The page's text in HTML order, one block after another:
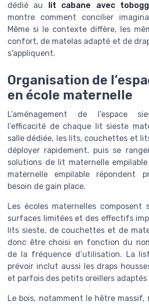
dédié au
lit cabane avec
montre comment concilier
Même si le contexte diffère, les
confort, de matelas adapté et de
s’appliquent.
Organisation de
en école maternelle
L’aménagement de l’espace
l’efficacité de chaque lit sieste
salle dédiée, les lits, couchettes et
déployer rapidement, puis se
solutions de lit maternelle
maternelle empilable répondent
besoin de gain place.
Les écoles maternelles composent
surfaces limitées et des effectifs
lits sieste, de couchettes et de
donc être choisi en fonction du
de la fréquence d’utilisation. La
prévoir inclut aussi les draps
et parfois des petits oreillers
Le bois, notamment le hêtre massif,